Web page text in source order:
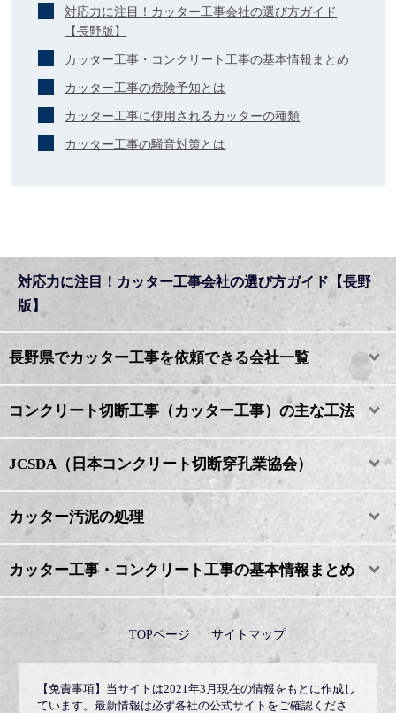
対応力に注目！カッター工事会社の選び方ガイド
【長野版】
カッター工事・コンクリート工事の基本情報まとめ
カッター工事の危険予知とは
カッター工事に使用されるカッターの種類
カッター工事の騒音対策とは
対応力に注目！カッター工事会社の選び方ガイド【長野
版】
長野県でカッター工事を依頼できる会社一覧
コンクリート切断工事（カッター工事）の主な工法
JCSDA（日本コンクリート切断穿孔業協会）
カッター汚泥の処理
カッター工事・コンクリート工事の基本情報まとめ
TOPページ サイトマップ
【免責事項】 当サイトは2021年3月現在の情報をもとに作成し
ています。最新情報は必ず各社の公式サイトをご確認くださ